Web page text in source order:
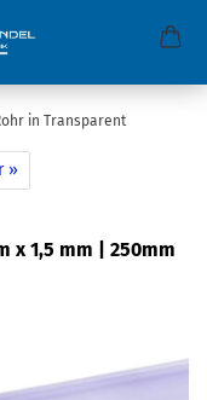
in Transparent
»
x 1,5 mm | 250mm